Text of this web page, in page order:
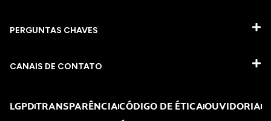
PERGUNTAS CHAVES​
CANAIS DE CONTATO
LGPDTRANSPARÊNCIACÓDIGO DE ÉTICAOUVIDORIA